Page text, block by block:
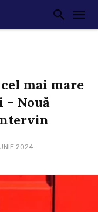
mai mare
Nouă
2024